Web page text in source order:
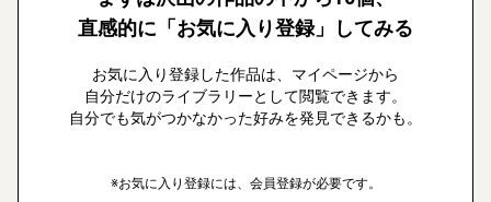
直感的に「お気に入り登録」してみる
お気に入り登録した作品は、マイページから
自分だけのライブラリーとして閲覧できます。
自分でも気がつかなかった好みを発見できるかも。
※お気に入り登録には、会員登録が必要です。